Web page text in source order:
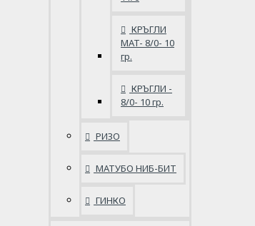
КРЪГЛИ
MAT- 8/0- 10
гр.
КРЪГЛИ -
8/0- 10 гр.
РИЗО
МАТУБО НИБ-БИТ
ГИНКО